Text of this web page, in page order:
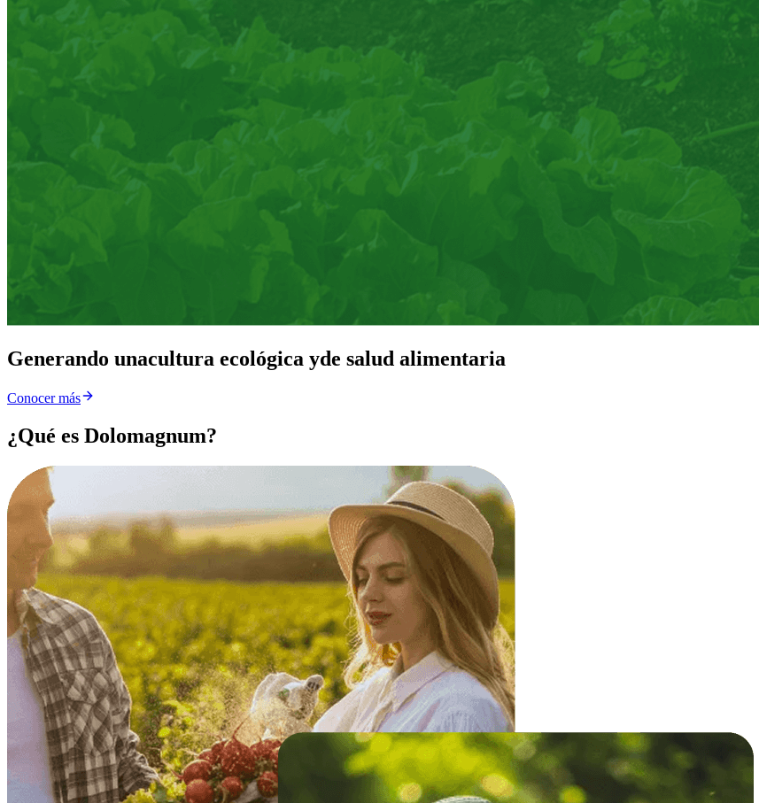
Generando unacultura ecológica yde salud alimentaria
Conocer más
¿Qué es Dolomagnum?